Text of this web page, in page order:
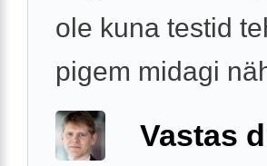
ole kuna testid
pigem midagi
Vastas